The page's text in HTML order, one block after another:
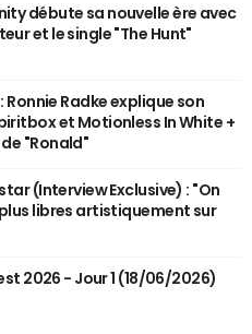
débute sa nouvelle ère avec
et le single "The Hunt"
Ronnie Radke explique son
et Motionless In White +
"Ronald"
(Interview Exclusive) : "On
libres artistiquement sur
2026 - Jour 1 (18/06/2026)